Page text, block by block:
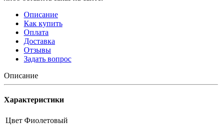
Описание
Как купить
Оплата
Доставка
Отзывы
Задать вопрос
Описание
Характеристики
Цвет Фиолетовый